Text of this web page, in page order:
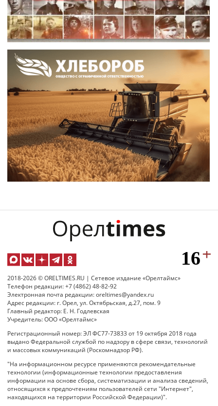
2018-2026 © ORELTIMES.RU | Сетевое издание «Орелтаймс»
Телефон редакции: +7 (4862) 48-82-92
Электронная почта редакции: oreltimes@yandex.ru
Адрес редакции: г. Орел, ул. Октябрьская, д.27, пом. 9
Главный редактор: Е. Н. Годлевская
Учредитель: ООО «Орелтаймс»
Регистрационный номер: ЭЛ ФС77-73833 от 19 октября 2018 года
выдано Федеральной службой по надзору в сфере связи, технологий
и массовых коммуникаций (Роскомнадзор РФ).
"На информационном ресурсе применяются рекомендательные
технологии (информационные технологии предоставления
информации на основе сбора, систематизации и анализа сведений,
относящихся к предпочтениям пользователей сети "Интернет",
находящихся на территории Российской Федерации)".